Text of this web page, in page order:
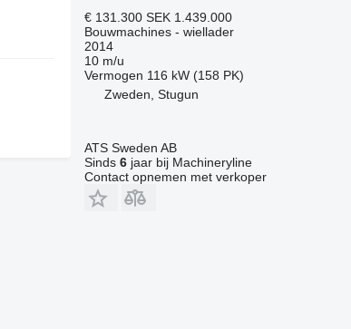
€ 131.300 SEK 1.439.000
Bouwmachines - wiellader
2014
10 m/u
Vermogen 116 kW (158 PK)
Zweden, Stugun
ATS Sweden AB
Sinds 6jaar bij Machineryline
Contact opnemen met verkoper